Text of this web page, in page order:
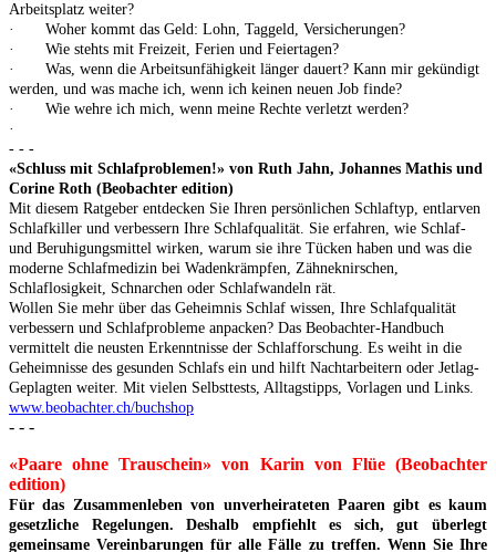
Arbeitsplatz weiter?
· Woher kommt das Geld: Lohn, Taggeld, Versicherungen?
· Wie stehts mit Freizeit, Ferien und Feiertagen?
· Was, wenn die Arbeitsunfähigkeit länger dauert? Kann mir gekündigt
werden, und was mache ich, wenn ich keinen neuen Job finde?
· Wie wehre ich mich, wenn meine Rechte verletzt werden?
·
- - -
«Schluss mit Schlafproblemen!» von Ruth Jahn, Johannes Mathis und
Corine Roth (Beobachter edition)
Mit diesem Ratgeber entdecken Sie Ihren persönlichen Schlaftyp, entlarven
Schlafkiller und verbessern Ihre Schlafqualität. Sie erfahren, wie Schlaf-
und Beruhigungsmittel wirken, warum sie ihre Tücken haben und was die
moderne Schlafmedizin bei Wadenkrämpfen, Zähneknirschen,
Schlaflosigkeit, Schnarchen oder Schlafwandeln rät.
Wollen Sie mehr über das Geheimnis Schlaf wissen, Ihre Schlafqualität
verbessern und Schlafprobleme anpacken? Das Beobachter-Handbuch
vermittelt die neusten Erkenntnisse der Schlafforschung. Es weiht in die
Geheimnisse des gesunden Schlafs ein und hilft Nachtarbeitern oder Jetlag-
Geplagten weiter. Mit vielen Selbsttests, Alltagstipps, Vorlagen und Links.
www.beobachter.ch/buchshop
- - -
«Paare ohne Trauschein» von Karin von Flüe (Beobachter
edition)
Für das Zusammenleben von unverheirateten Paaren gibt es kaum
gesetzliche Regelungen. Deshalb empfiehlt es sich, gut überlegt
gemeinsame Vereinbarungen für alle Fälle zu treffen. Wenn Sie Ihre